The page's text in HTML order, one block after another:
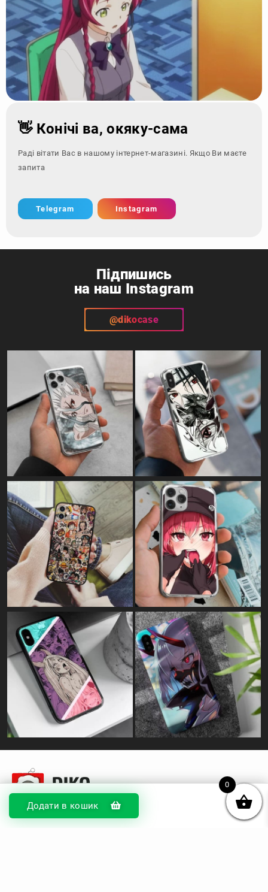
Додати в кошик
👋 Конічі ва, окяку-сама
Раді вітати Вас в нашому інтернет-магазині. Якщо Ви маєте
запитання - зверніт
Telegram Instagram
Підпишись
на наш Instagram
@dikocase
0